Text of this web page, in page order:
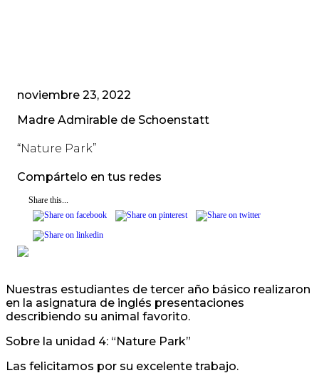
noviembre 23, 2022
Madre Admirable de Schoenstatt
“Nature Park”
Compártelo en tus redes
Share this...
Nuestras estudiantes de tercer año básico realizaron
en la asignatura de inglés presentaciones
describiendo su animal favorito.
Sobre la unidad 4: “Nature Park”
Las felicitamos por su excelente trabajo.